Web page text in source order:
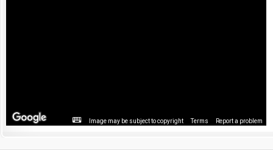
Image may be subject to copyright Terms Report a problem